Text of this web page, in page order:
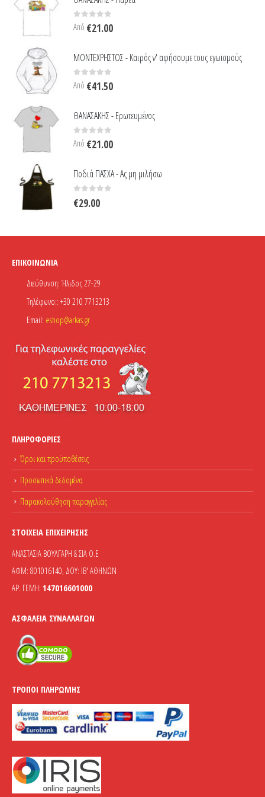
0 out of 5
Από €21.00
ΜΟΝΤΕΧΡΗΣΤΟΣ - Καιρός ν' αφήσουμε τους εγωϊσμούς
0 out of 5
Από €41.50
ΘΑΝΑΣΑΚΗΣ - Ερωτευμένος
0 out of 5
Από €21.00
Ποδιά ΠΑΣΧΑ - Ας μη μιλήσω
0out of 5
€29.00
ΕΠΙΚΟΙΝΩΝΊΑ
Διεύθυνση: Ήλιδος 27-29
Τηλέφωνο:: +30 210 7713213
Email: eshop@arkas.gr
ΠΛΗΡΟΦΟΡΊΕΣ
Όροι και προϋποθέσεις
Προσωπικά δεδομένα
Παρακολούθηση παραγγελίας
ΣΤΟΙΧΕΊΑ ΕΠΙΧΕΊΡΗΣΗΣ
ΑΝΑΣΤΑΣΙΑ ΒΟΥΛΓΑΡΗ & ΣΙΑ Ο.Ε
ΑΦΜ: 801016140, ΔΟΥ: ΙΒ' ΑΘΗΝΩΝ
ΑΡ. ΓΕΜΗ: 147016601000
ΑΣΦΆΛΕΙΑ ΣΥΝΑΛΛΑΓΏΝ
ΤΡΌΠΟΙ ΠΛΗΡΩΜΉΣ